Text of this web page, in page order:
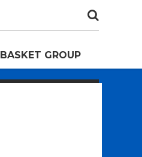
BASKET GROUP